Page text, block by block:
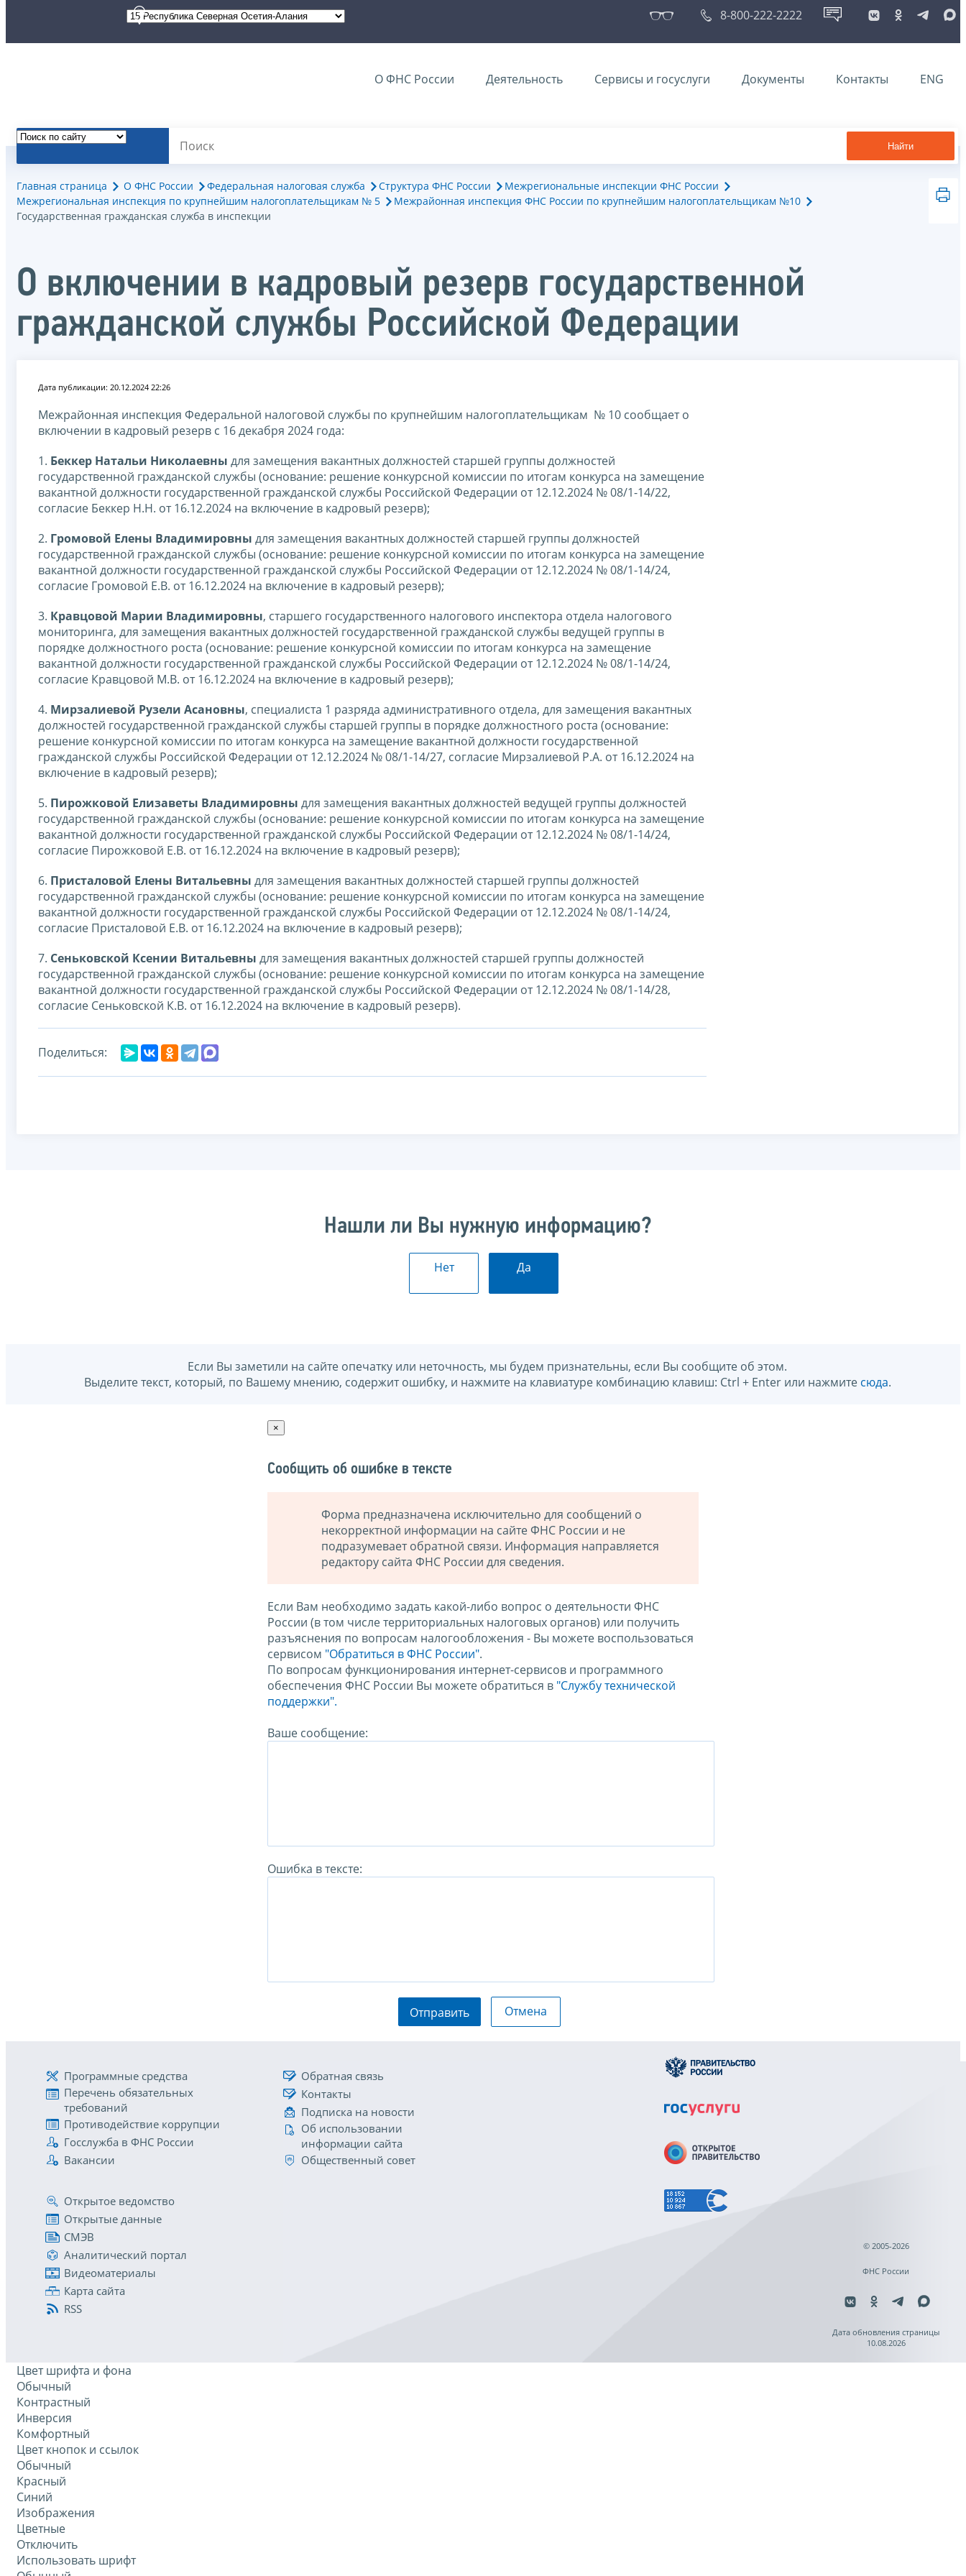
8-800-222-2222
О ФНС России Деятельность Сервисы и госуслуги Документы Контакты ENG
Найти
Главная страница О ФНС России Федеральная налоговая служба Структура ФНС России
Межрегиональные инспекции ФНС России
Межрегиональная инспекция по крупнейшим налогоплательщикам № 5
Межрайонная инспекция ФНС России по крупнейшим налогоплательщикам №10
Государственная гражданская служба в инспекции
О включении в кадровый резерв государственной
гражданской службы Российской Федерации
Дата публикации: 20.12.2024 22:26
Межрайонная инспекция Федеральной налоговой службы по крупнейшим налогоплательщикам № 10 сообщает о
включении в кадровый резерв с 16 декабря 2024 года:
1. Беккер Натальи Николаевны для замещения вакантных должностей старшей группы должностей
государственной гражданской службы (основание: решение конкурсной комиссии по итогам конкурса на замещение
вакантной должности государственной гражданской службы Российской Федерации от 12.12.2024 № 08/1-14/22,
согласие Беккер Н.Н. от 16.12.2024 на включение в кадровый резерв);
2. Громовой Елены Владимировны для замещения вакантных должностей старшей группы должностей
государственной гражданской службы (основание: решение конкурсной комиссии по итогам конкурса на замещение
вакантной должности государственной гражданской службы Российской Федерации от 12.12.2024 № 08/1-14/24,
согласие Громовой Е.В. от 16.12.2024 на включение в кадровый резерв);
3. Кравцовой Марии Владимировны, старшего государственного налогового инспектора отдела налогового
мониторинга, для замещения вакантных должностей государственной гражданской службы ведущей группы в
порядке должностного роста (основание: решение конкурсной комиссии по итогам конкурса на замещение
вакантной должности государственной гражданской службы Российской Федерации от 12.12.2024 № 08/1-14/24,
согласие Кравцовой М.В. от 16.12.2024 на включение в кадровый резерв);
4. Мирзалиевой Рузели Асановны, специалиста 1 разряда административного отдела, для замещения вакантных
должностей государственной гражданской службы старшей группы в порядке должностного роста (основание:
решение конкурсной комиссии по итогам конкурса на замещение вакантной должности государственной
гражданской службы Российской Федерации от 12.12.2024 № 08/1-14/27, согласие Мирзалиевой Р.А. от 16.12.2024 на
включение в кадровый резерв);
5. Пирожковой Елизаветы Владимировны для замещения вакантных должностей ведущей группы должностей
государственной гражданской службы (основание: решение конкурсной комиссии по итогам конкурса на замещение
вакантной должности государственной гражданской службы Российской Федерации от 12.12.2024 № 08/1-14/24,
согласие Пирожковой Е.В. от 16.12.2024 на включение в кадровый резерв);
6. Присталовой Елены Витальевны для замещения вакантных должностей старшей группы должностей
государственной гражданской службы (основание: решение конкурсной комиссии по итогам конкурса на замещение
вакантной должности государственной гражданской службы Российской Федерации от 12.12.2024 № 08/1-14/24,
согласие Присталовой Е.В. от 16.12.2024 на включение в кадровый резерв);
7. Сеньковской Ксении Витальевны для замещения вакантных должностей старшей группы должностей
государственной гражданской службы (основание: решение конкурсной комиссии по итогам конкурса на замещение
вакантной должности государственной гражданской службы Российской Федерации от 12.12.2024 № 08/1-14/28,
согласие Сеньковской К.В. от 16.12.2024 на включение в кадровый резерв).
Поделиться:
Нашли ли Вы нужную информацию?
Нет Да
Если Вы заметили на сайте опечатку или неточность, мы будем признательны, если Вы сообщите об этом.
Выделите текст, который, по Вашему мнению, содержит ошибку, и нажмите на клавиатуре комбинацию клавиш: Ctrl + Enter или нажмите сюда.
×
Сообщить об ошибке в тексте
Форма предназначена исключительно для сообщений о
некорректной информации на сайте ФНС России и не
подразумевает обратной связи. Информация направляется
редактору сайта ФНС России для сведения.
Если Вам необходимо задать какой-либо вопрос о деятельности ФНС
России (в том числе территориальных налоговых органов) или получить
разъяснения по вопросам налогообложения - Вы можете воспользоваться
сервисом "Обратиться в ФНС России".
По вопросам функционирования интернет-сервисов и программного
обеспечения ФНС России Вы можете обратиться в "Службу технической
поддержки".
Ваше сообщение:
Ошибка в тексте:
Отправить Отмена
Программные средства
Перечень обязательных
требований
Противодействие коррупции
Госслужба в ФНС России
Вакансии
Обратная связь
Контакты
Подписка на новости
Об использовании
информации сайта
Общественный совет
Открытое ведомство
Открытые данные
СМЭВ
Аналитический портал
Видеоматериалы
Карта сайта
RSS
© 2005-2026
ФНС России
Дата обновления страницы
10.08.2026
Цвет шрифта и фона
Обычный
Контрастный
Инверсия
Комфортный
Цвет кнопок и ссылок
Обычный
Красный
Синий
Изображения
Цветные
Отключить
Использовать шрифт